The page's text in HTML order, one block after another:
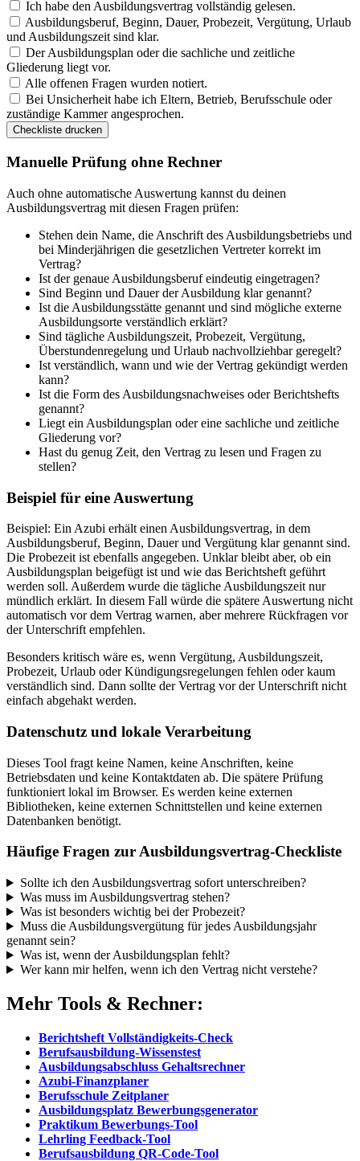
Ich habe den Ausbildungsvertrag vollständig gelesen.
Ausbildungsberuf, Beginn, Dauer, Probezeit, Vergütung, Urlaub
und Ausbildungszeit sind klar.
Der Ausbildungsplan oder die sachliche und zeitliche
Gliederung liegt vor.
Alle offenen Fragen wurden notiert.
Bei Unsicherheit habe ich Eltern, Betrieb, Berufsschule oder
zuständige Kammer angesprochen.
Checkliste drucken
Manuelle Prüfung ohne Rechner
Auch ohne automatische Auswertung kannst du deinen
Ausbildungsvertrag mit diesen Fragen prüfen:
Stehen dein Name, die Anschrift des Ausbildungsbetriebs und
bei Minderjährigen die gesetzlichen Vertreter korrekt im
Vertrag?
Ist der genaue Ausbildungsberuf eindeutig eingetragen?
Sind Beginn und Dauer der Ausbildung klar genannt?
Ist die Ausbildungsstätte genannt und sind mögliche externe
Ausbildungsorte verständlich erklärt?
Sind tägliche Ausbildungszeit, Probezeit, Vergütung,
Überstundenregelung und Urlaub nachvollziehbar geregelt?
Ist verständlich, wann und wie der Vertrag gekündigt werden
kann?
Ist die Form des Ausbildungsnachweises oder Berichtshefts
genannt?
Liegt ein Ausbildungsplan oder eine sachliche und zeitliche
Gliederung vor?
Hast du genug Zeit, den Vertrag zu lesen und Fragen zu
stellen?
Beispiel für eine Auswertung
Beispiel: Ein Azubi erhält einen Ausbildungsvertrag, in dem
Ausbildungsberuf, Beginn, Dauer und Vergütung klar genannt sind.
Die Probezeit ist ebenfalls angegeben. Unklar bleibt aber, ob ein
Ausbildungsplan beigefügt ist und wie das Berichtsheft geführt
werden soll. Außerdem wurde die tägliche Ausbildungszeit nur
mündlich erklärt. In diesem Fall würde die spätere Auswertung nicht
automatisch vor dem Vertrag warnen, aber mehrere Rückfragen vor
der Unterschrift empfehlen.
Besonders kritisch wäre es, wenn Vergütung, Ausbildungszeit,
Probezeit, Urlaub oder Kündigungsregelungen fehlen oder kaum
verständlich sind. Dann sollte der Vertrag vor der Unterschrift nicht
einfach abgehakt werden.
Datenschutz und lokale Verarbeitung
Dieses Tool fragt keine Namen, keine Anschriften, keine
Betriebsdaten und keine Kontaktdaten ab. Die spätere Prüfung
funktioniert lokal im Browser. Es werden keine externen
Bibliotheken, keine externen Schnittstellen und keine externen
Datenbanken benötigt.
Häufige Fragen zur Ausbildungsvertrag-Checkliste
Sollte ich den Ausbildungsvertrag sofort unterschreiben?
Was muss im Ausbildungsvertrag stehen?
Was ist besonders wichtig bei der Probezeit?
Muss die Ausbildungsvergütung für jedes Ausbildungsjahr
genannt sein?
Was ist, wenn der Ausbildungsplan fehlt?
Wer kann mir helfen, wenn ich den Vertrag nicht verstehe?
Mehr Tools & Rechner:
Berichtsheft Vollständigkeits-Check
Berufsausbildung-Wissenstest
Ausbildungsabschluss Gehaltsrechner
Azubi-Finanzplaner
Berufsschule Zeitplaner
Ausbildungsplatz Bewerbungsgenerator
Praktikum Bewerbungs-Tool
Lehrling Feedback-Tool
Berufsausbildung QR-Code-Tool